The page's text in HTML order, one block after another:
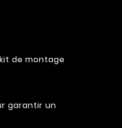
de montage
garantir un